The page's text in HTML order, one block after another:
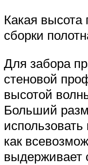
Какая
сборки
Для забора
стеновой
высотой
Больший
как
выдерживает